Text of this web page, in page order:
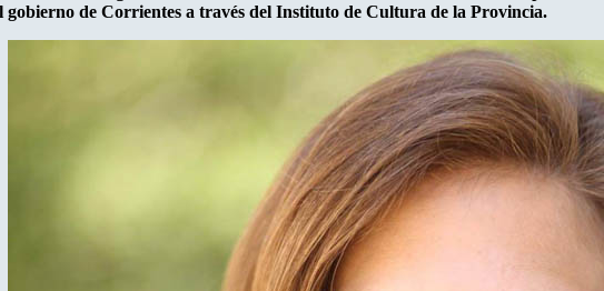
gobierno de Corrientes a través del Instituto de Cultura de la Provincia.